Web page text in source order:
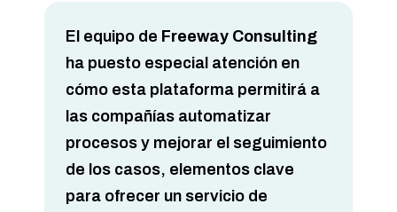
El equipo de Freeway Consulting
ha puesto especial atención en
cómo esta plataforma permitirá a
las compañías automatizar
procesos y mejorar el seguimiento
de los casos, elementos clave
para ofrecer un servicio de